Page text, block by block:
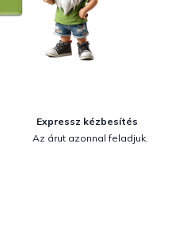
Expressz kézbesítés
Az árut azonnal feladjuk.